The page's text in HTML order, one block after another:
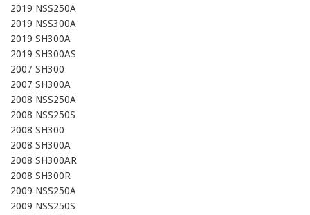
2019 NSS250A
2019 NSS300A
2019 SH300A
2019 SH300AS
2007 SH300
2007 SH300A
2008 NSS250A
2008 NSS250S
2008 SH300
2008 SH300A
2008 SH300AR
2008 SH300R
2009 NSS250A
2009 NSS250S